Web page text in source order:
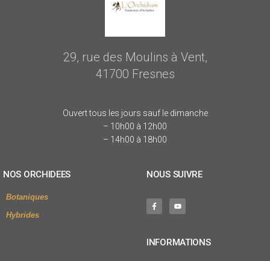
29, rue des Moulins à Vent,
41700 Fresnes
Ouvert tous les jours sauf le dimanche
– 10h00 à 12h00
– 14h00 à 18h00
NOS ORCHIDEES
Botaniques
Hybrides
NOUS SUIVRE
INFORMATIONS